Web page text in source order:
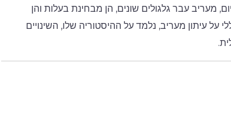
בשנות ה-40 של המאה ה-20 ועד היום, מעריב עבר גלגולים שונים, הן מבחינת בעלות והן
עיתון מעריב, נלמד על ההיסטוריה שלו, השינויים